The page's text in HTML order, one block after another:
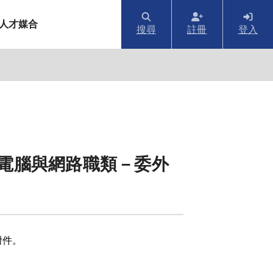
才媒合
搜尋 註冊 登入
腦與網路職類－委外
。